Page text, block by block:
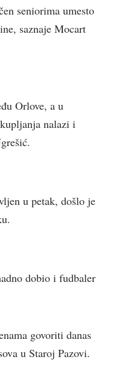
seniorima umesto
saznaje Mocart
Orlove, a u
nalazi i
u petak, došlo je
dobio i fudbaler
govoriti danas
u Staroj Pazovi.